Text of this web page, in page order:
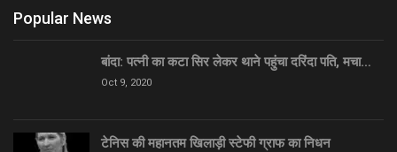
Popular News
बांदा: पत्नी का कटा सिर लेकर थाने पहुंचा दरिंदा पति, मचा…
Oct 9, 2020
टेनिस की महानतम खिलाड़ी स्टेफी ग्राफ का निधन